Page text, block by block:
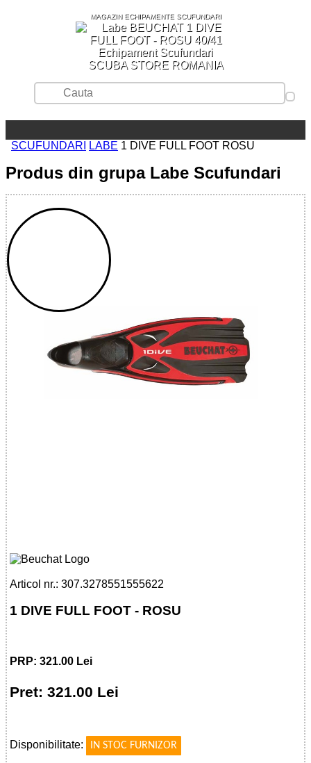
MAGAZIN ECHIPAMENTE SCUFUNDARI
SCUBA STORE ROMANIA
SCUFUNDARI LABE 1 DIVE FULL FOOT ROSU
Produs din grupa Labe Scufundari
Articol nr.: 307.3278551555622
1 DIVE FULL FOOT - ROSU
PRP: 321.00 Lei
Pret: 321.00 Lei
Disponibilitate:
IN STOC FURNIZOR